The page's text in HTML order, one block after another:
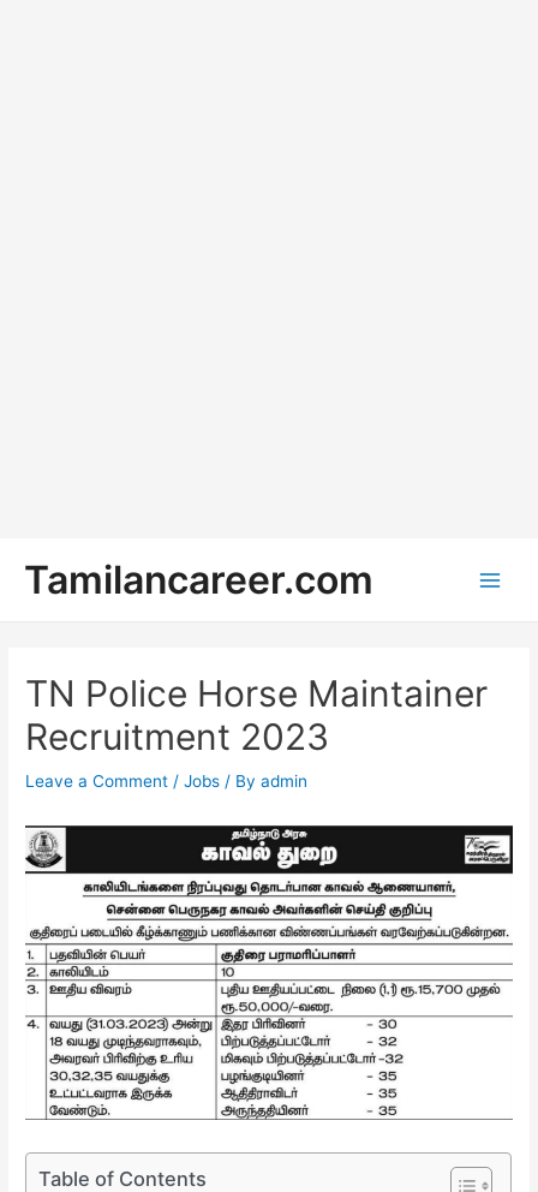
content
Tamilancareer.com
TN Police Horse Maintainer
Recruitment 2023
Leave a Comment /Jobs / Byadmin
Table of Contents